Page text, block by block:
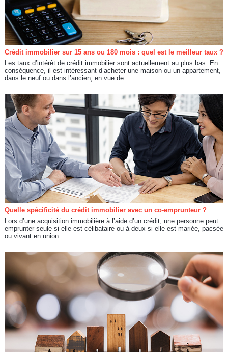
Crédit immobilier sur 15 ans ou 180 mois : quel est le meilleur taux ?
Les taux d’intérêt de crédit immobilier sont actuellement au plus bas. En
conséquence, il est intéressant d’acheter une maison ou un appartement,
dans le neuf ou dans l’ancien, en vue de...
Quelle spécificité du crédit immobilier avec un co-emprunteur ?
Lors d’une acquisition immobilière à l’aide d’un crédit, une personne peut
emprunter seule si elle est célibataire ou à deux si elle est mariée, pacsée
ou vivant en union...